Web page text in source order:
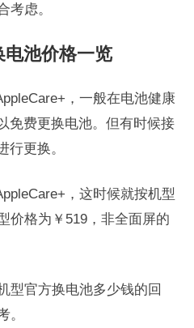
考虑。
池价格一览
，一般在电池健康
免费更换电池。但有时候接
行更换。
，这时候就按机型
价格为￥519，非全面屏的
型官方换电池多少钱的回
。